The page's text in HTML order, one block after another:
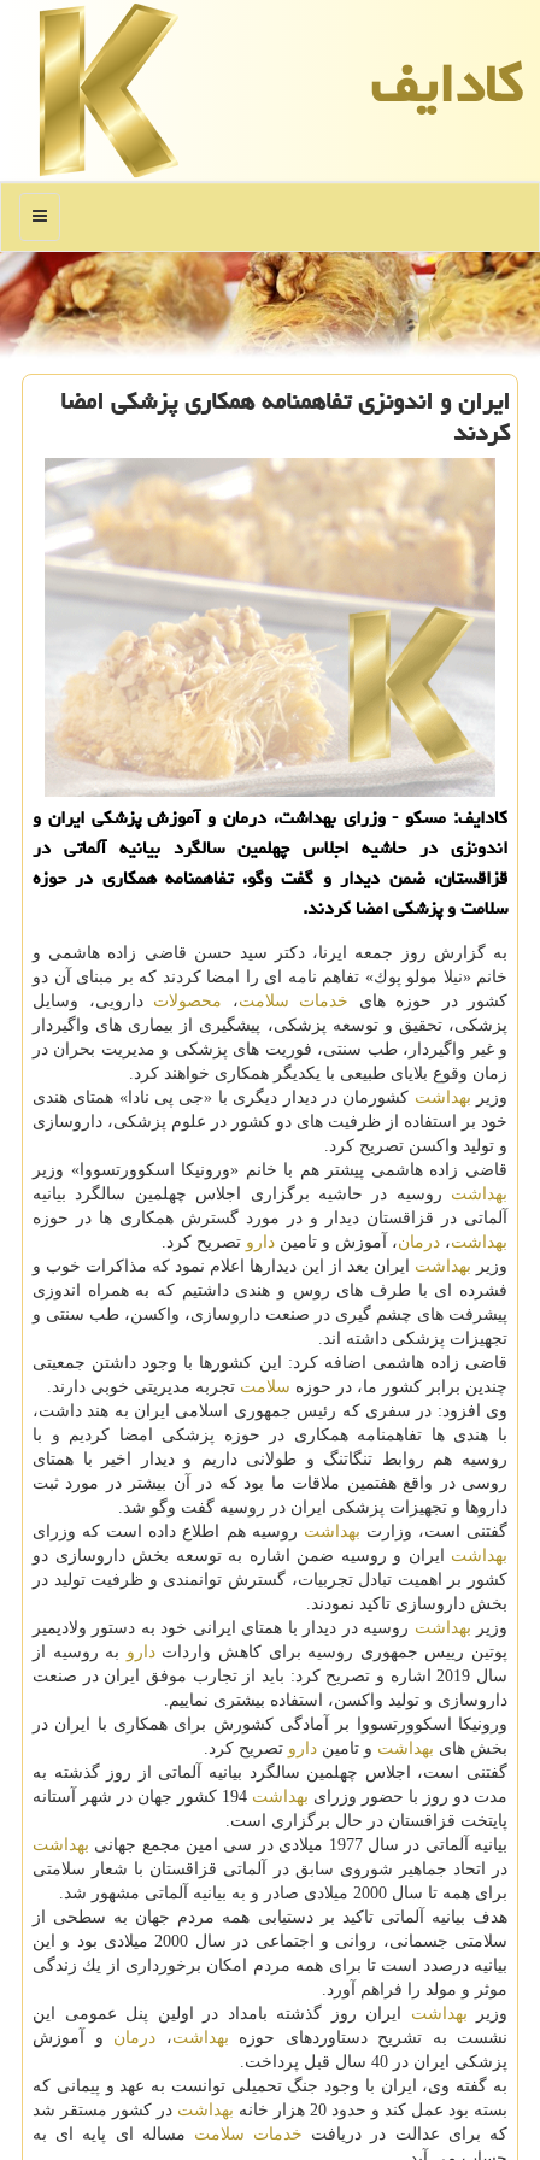
كادایف
منو
ایران و اندونزی تفاهمنامه همكاری پزشكی امضا
كردند
كادایف: مسكو - وزرای بهداشت، درمان و آموزش پزشكی ایران و
اندونزی در حاشیه اجلاس چهلمین سالگرد بیانیه آلماتی در
قزاقستان، ضمن دیدار و گفت وگو، تفاهمنامه همكاری در حوزه
سلامت و پزشكی امضا كردند.
به گزارش روز جمعه ایرنا، دكتر سید حسن قاضی زاده هاشمی و
خانم «نیلا مولو پوك» تفاهم نامه ای را امضا كردند كه بر مبنای آن دو
كشور در حوزه های خدمات سلامت، محصولات دارویی، وسایل
پزشكی، تحقیق و توسعه پزشكی، پیشگیری از بیماری های واگیردار
و غیر واگیردار، طب سنتی، فوریت های پزشكی و مدیریت بحران در
زمان وقوع بلایای طبیعی با یكدیگر همكاری خواهند كرد.
وزیر بهداشت كشورمان در دیدار دیگری با «جی پی نادا» همتای هندی
خود بر استفاده از ظرفیت های دو كشور در علوم پزشكی، داروسازی
و تولید واكسن تصریح كرد.
قاضی زاده هاشمی پیشتر هم با خانم «ورونیكا اسكوورتسووا» وزیر
بهداشت روسیه در حاشیه برگزاری اجلاس چهلمین سالگرد بیانیه
آلماتی در قزاقستان دیدار و در مورد گسترش همكاری ها در حوزه
بهداشت، درمان، آموزش و تامین دارو تصریح كرد.
وزیر بهداشت ایران بعد از این دیدارها اعلام نمود كه مذاكرات خوب و
فشرده ای با طرف های روس و هندی داشتیم كه به همراه اندوزی
پیشرفت های چشم گیری در صنعت داروسازی، واكسن، طب سنتی و
تجهیزات پزشكی داشته اند.
قاضی زاده هاشمی اضافه كرد: این كشورها با وجود داشتن جمعیتی
چندین برابر كشور ما، در حوزه سلامت تجربه مدیریتی خوبی دارند.
وی افزود: در سفری كه رئیس جمهوری اسلامی ایران به هند داشت،
با هندی ها تفاهمنامه همكاری در حوزه پزشكی امضا كردیم و با
روسیه هم روابط تنگاتنگ و طولانی داریم و دیدار اخیر با همتای
روسی در واقع هفتمین ملاقات ما بود كه در آن بیشتر در مورد ثبت
داروها و تجهیزات پزشكی ایران در روسیه گفت وگو شد.
گفتنی است، وزارت بهداشت روسیه هم اطلاع داده است كه وزرای
بهداشت ایران و روسیه ضمن اشاره به توسعه بخش داروسازی دو
كشور بر اهمیت تبادل تجربیات، گسترش توانمندی و ظرفیت تولید در
بخش داروسازی تاكید نمودند.
وزیر بهداشت روسیه در دیدار با همتای ایرانی خود به دستور ولادیمیر
پوتین رییس جمهوری روسیه برای كاهش وارداتدارو به روسیه از
سال 2019 اشاره و تصریح كرد: باید از تجارب موفق ایران در صنعت
داروسازی و تولید واكسن، استفاده بیشتری نماییم.
ورونیكا اسكوورتسووا بر آمادگی كشورش برای همكاری با ایران در
بخش های بهداشت و تامین دارو تصریح كرد.
گفتنی است، اجلاس چهلمین سالگرد بیانیه آلماتی از روز گذشته به
مدت دو روز با حضور وزرای بهداشت
194 كشور جهان در شهر آستانه
پایتخت قزاقستان در حال برگزاری است.
بیانیه آلماتی در سال 1977 میلادی در سی امین مجمع جهانی
بهداشت
در اتحاد جماهیر شوروی سابق در آلماتی قزاقستان با شعار سلامتی
برای همه تا سال 2000 میلادی صادر و به بیانیه آلماتی مشهور شد.
هدف بیانیه آلماتی تاكید بر دستیابی همه مردم جهان به سطحی از
سلامتی جسمانی، روانی و اجتماعی در سال 2000 میلادی بود و این
بیانیه درصدد است تا برای همه مردم امكان برخورداری از یك زندگی
موثر و مولد را فراهم آورد.
وزیر بهداشت ایران روز گذشته بامداد در اولین پنل عمومی این
نشست به تشریح دستاوردهای حوزه بهداشت، درمان و آموزش
پزشكی ایران در 40 سال قبل پرداخت.
به گفته وی، ایران با وجود جنگ تحمیلی توانست به عهد و پیمانی كه
بسته بود عمل كند و حدود 20 هزار خانه
بهداشت در كشور مستقر شد
كه برای عدالت در دریافت خدمات سلامت مساله ای پایه ای به